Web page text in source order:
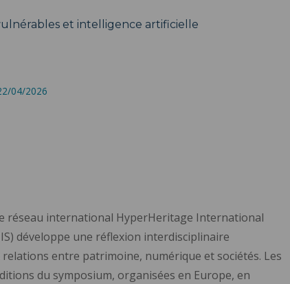
et intelligence artificielle
04/2026
réseau international HyperHeritage International
développe une réflexion interdisciplinaire
relations entre patrimoine, numérique et sociétés. Les
du symposium, organisées en Europe, en